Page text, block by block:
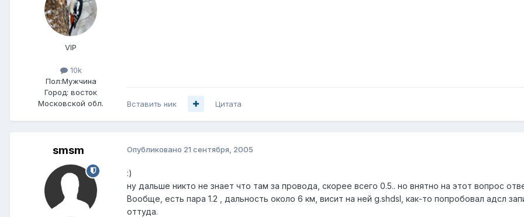
VIP
10k
Пол:Мужчина
Город: восток
Московской обл.
Вставить ник Цитата
smsm Опубликовано 21 сентября, 2005
:)
ну дальше никто не знает что там за провода, скорее всего 0.5.. но внятно на этот вопрос
Вообще, есть пара 1.2 , дальность около 6 км, висит на ней g.shdsl, как-то попробовал адсл
оттуда.